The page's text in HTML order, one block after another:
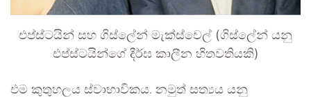
එප්ස්ටයින් සහ ගිස්ලේන් මැක්ස්වෙල් (ගිස්ලේන් යනු
එප්ස්ටයින්ගේ දීර්ඝ කාලීන හිතවතියකි)
එම කුතුහලය ස්වාභාවිකය. නමුත් සත්‍යය යනු